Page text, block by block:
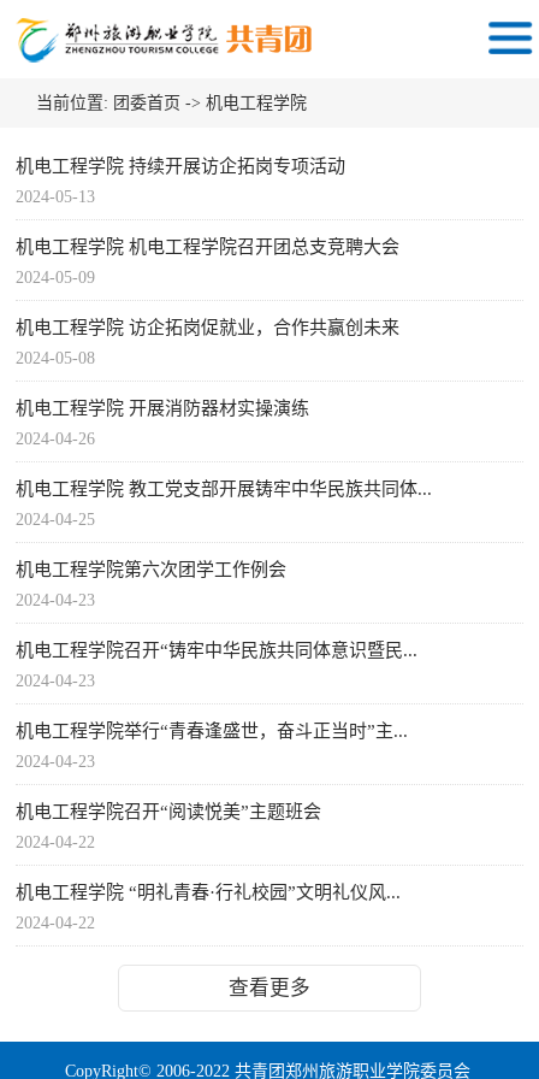
当前位置: 团委首页 -> 机电工程学院
机电工程学院 持续开展访企拓岗专项活动
2024-05-13
机电工程学院 机电工程学院召开团总支竞聘大会
2024-05-09
机电工程学院 访企拓岗促就业，合作共赢创未来
2024-05-08
机电工程学院 开展消防器材实操演练
2024-04-26
机电工程学院 教工党支部开展铸牢中华民族共同体...
2024-04-25
机电工程学院第六次团学工作例会
2024-04-23
机电工程学院召开“铸牢中华民族共同体意识暨民...
2024-04-23
机电工程学院举行“青春逢盛世，奋斗正当时”主...
2024-04-23
机电工程学院召开“阅读悦美”主题班会
2024-04-22
机电工程学院 “明礼青春·行礼校园”文明礼仪风...
2024-04-22
查看更多
CopyRight© 2006-2022 共青团郑州旅游职业学院委员会